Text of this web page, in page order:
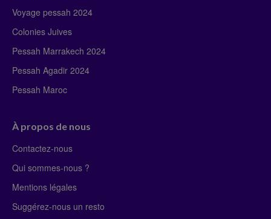
Voyage pessah 2024
Colonies Juives
Pessah Marrakech 2024
Pessah Agadir 2024
Pessah Maroc
À propos de nous
Contactez-nous
Qui sommes-nous ?
Mentions légales
Suggérez-nous un resto